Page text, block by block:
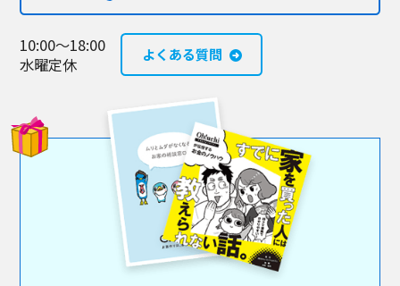
10:00～18:00
水曜定休
よくある質問